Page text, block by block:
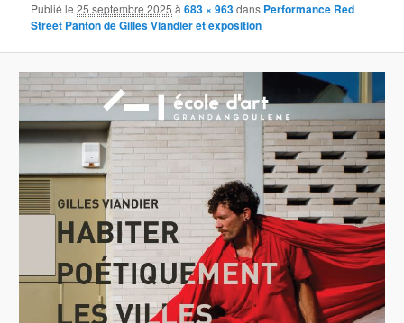
Publié le25 septembre 2025 à683 × 963dans Performance Red
Street Panton de Gilles Viandier et exposition